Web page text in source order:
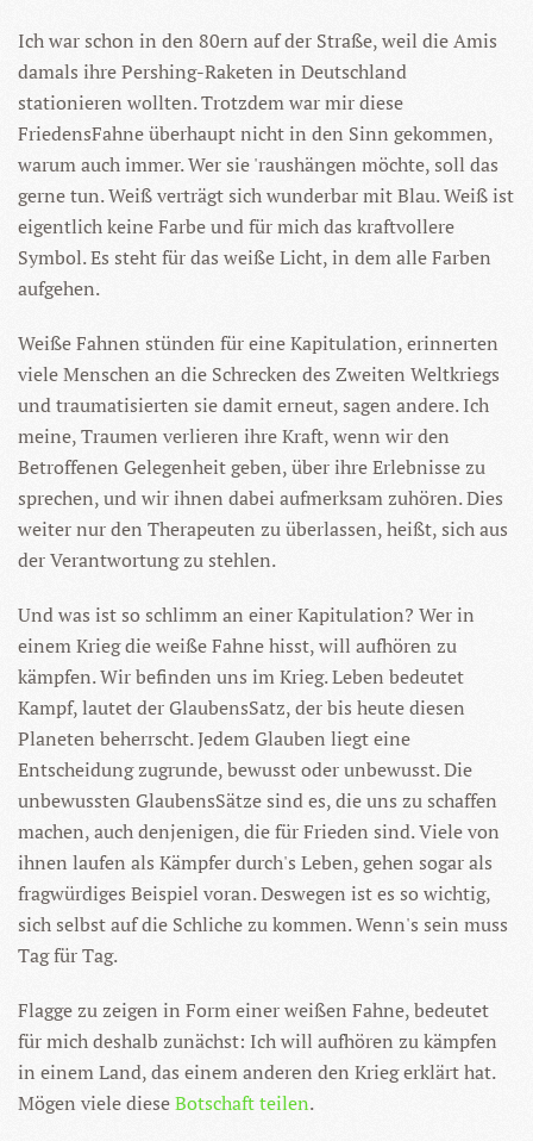
Ich war schon in den 80ern auf der Straße, weil die Amis
damals ihre Pershing-Raketen in Deutschland
stationieren wollten. Trotzdem war mir diese
FriedensFahne überhaupt nicht in den Sinn gekommen,
warum auch immer. Wer sie 'raushängen möchte, soll das
gerne tun. Weiß verträgt sich wunderbar mit Blau. Weiß ist
eigentlich keine Farbe und für mich das kraftvollere
Symbol. Es steht für das weiße Licht, in dem alle Farben
aufgehen.
Weiße Fahnen stünden für eine Kapitulation, erinnerten
viele Menschen an die Schrecken des Zweiten Weltkriegs
und traumatisierten sie damit erneut, sagen andere. Ich
meine, Traumen verlieren ihre Kraft, wenn wir den
Betroffenen Gelegenheit geben, über ihre Erlebnisse zu
sprechen, und wir ihnen dabei aufmerksam zuhören. Dies
weiter nur den Therapeuten zu überlassen, heißt, sich aus
der Verantwortung zu stehlen.
Und was ist so schlimm an einer Kapitulation? Wer in
einem Krieg die weiße Fahne hisst, will aufhören zu
kämpfen. Wir befinden uns im Krieg. Leben bedeutet
Kampf, lautet der GlaubensSatz, der bis heute diesen
Planeten beherrscht. Jedem Glauben liegt eine
Entscheidung zugrunde, bewusst oder unbewusst. Die
unbewussten GlaubensSätze sind es, die uns zu schaffen
machen, auch denjenigen, die für Frieden sind. Viele von
ihnen laufen als Kämpfer durch's Leben, gehen sogar als
fragwürdiges Beispiel voran. Deswegen ist es so wichtig,
sich selbst auf die Schliche zu kommen. Wenn's sein muss
Tag für Tag.
Flagge zu zeigen in Form einer weißen Fahne, bedeutet
für mich deshalb zunächst: Ich will aufhören zu kämpfen
in einem Land, das einem anderen den Krieg erklärt hat.
Mögen viele dieseBotschaft teilen.